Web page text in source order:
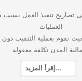
تصاريح تنفيذ العمل
العمليات
حيث نقوم بعملية التنقيب
المدن تكلفة معقولة
إقرأ المزيد...